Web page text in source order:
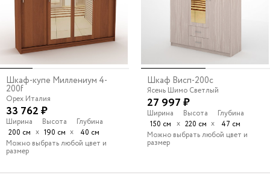
Шкаф-купе Миллениум 4-
200f
Орех Италия
33 762 ₽
Ширина
200 см х
Высота
190 см х
Глубина
40 см
Можно выбрать любой цвет и
размер
Шкаф Висп-200c
Ясень Шимо Светлый
27 997 ₽
Ширина
150 см х
Высота
220 см х
Глубина
47 см
Можно выбрать любой цвет и
размер